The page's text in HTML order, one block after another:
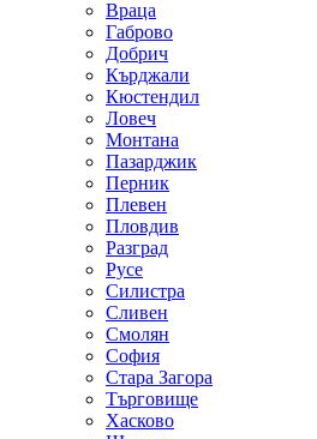
Враца
Габрово
Добрич
Кърджали
Кюстендил
Ловеч
Монтана
Пазарджик
Перник
Плевен
Пловдив
Разград
Русе
Силистра
Сливен
Смолян
София
Стара Загора
Търговище
Хасково